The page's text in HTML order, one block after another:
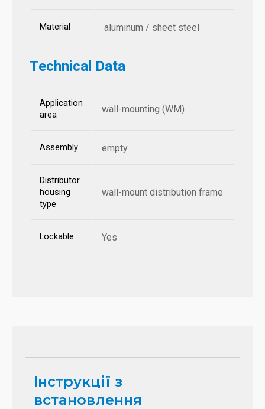
Material aluminum / sheet steel
Technical Data
Application
area
wall-mounting (WM)
Assembly empty
Distributor
housing
type
wall-mount distribution frame
Lockable Yes
Інструкції з
встановлення